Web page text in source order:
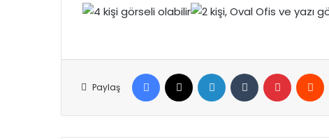
Paylaş
Facebook LinkedIn Tumblr Pinterest